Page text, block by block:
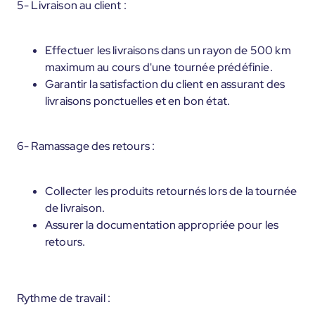
5- Livraison au client :
Effectuer les livraisons dans un rayon de 500 km
maximum au cours d'une tournée prédéfinie.
Garantir la satisfaction du client en assurant des
livraisons ponctuelles et en bon état.
6- Ramassage des retours :
Collecter les produits retournés lors de la tournée
de livraison.
Assurer la documentation appropriée pour les
retours.
Rythme de travail :